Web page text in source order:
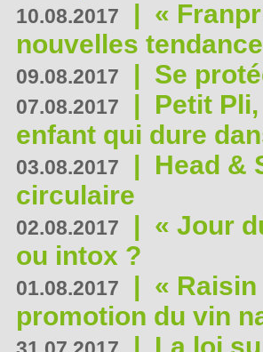
10.08.2017 | «
nouvelles
09.08.2017 | Se
07.08.2017 | Petit
enfant qui dure
03.08.2017 | Head &
circulaire
02.08.2017 | « Jour
ou intox ?
01.08.2017 | «
promotion du vin